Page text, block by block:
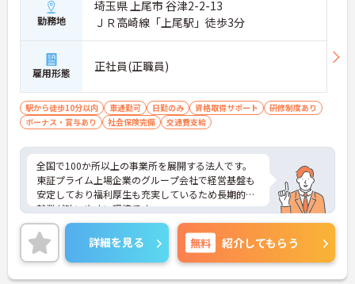
勤務地
埼玉県 上尾市 谷津2-2-13
ＪＲ高崎線「上尾駅」徒歩3分
雇用形態 正社員(正職員)
駅から徒歩10分以内 車通勤可 日勤のみ 資格取得サポート
研修制度あり
ボーナス・賞与あり
社会保険完備 交通費支給
全国で100か所以上の事業所を展開する法人です。
東証プライム上場企業のグループ会社で経営基盤も
安定しており福利厚生も充実しているため長期的な
就業が叶いやすい環境です。
また、キャリアパス制度が整っているので、経験が
浅い方・ブランクがある方も高い目標をもって仕事
に取り組んでいただけます◎
ご興味ある方には、面接対策ポイントなど、さらに
詳細をお話しいたしますのでお気軽にご相談くださ
詳細を見る 無料 紹介してもらう